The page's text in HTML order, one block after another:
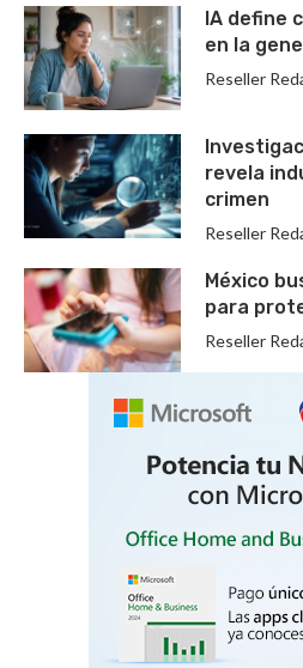
IA define
en la
Reseller
revela
crimen
Reseller
México
para
Reseller